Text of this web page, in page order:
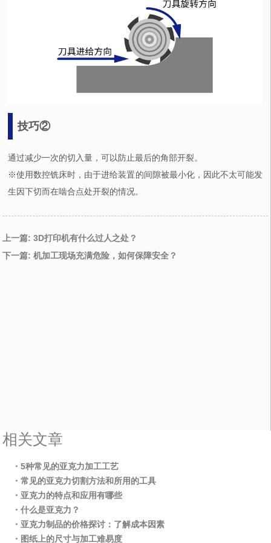
技巧②
通过减少一次的切入量，可以防止最后的角部开裂。
※使用数控铣床时，由于进给装置的间隙被最小化，因此不太可能发
生因下切而在啮合点处开裂的情况。
上一篇: 3D打印机有什么过人之处？
下一篇: 机加工现场充满危险，如何保障安全？
相关文章
・5种常见的亚克力加工工艺
・常见的亚克力切割方法和所用的工具
・亚克力的特点和应用有哪些
・什么是亚克力？
・亚克力制品的价格探讨：了解成本因素
・图纸上的尺寸与加工难易度